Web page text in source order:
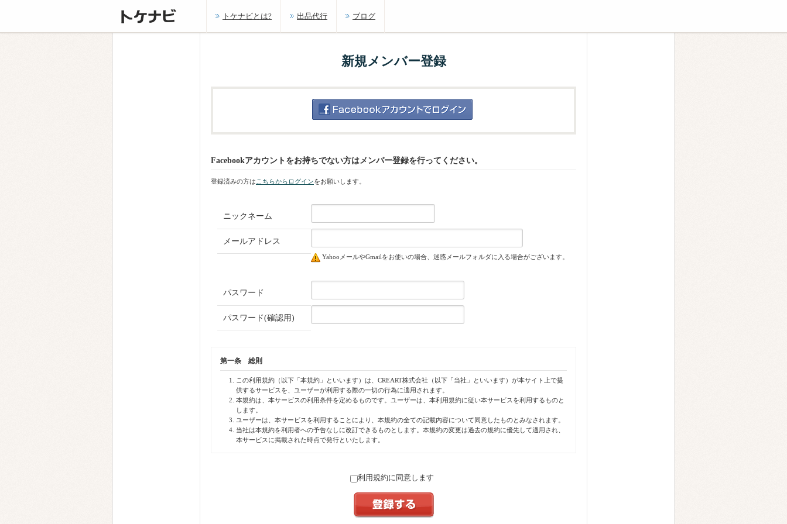
トケナビとは? 出品代行 ブログ
新規メンバー登録
Facebookアカウントをお持ちでない方はメンバー登録を行ってください。
登録済みの方は こちらからログインをお願いします。
ニックネーム
メールアドレス
YahooメールやGmailをお使いの場合、迷惑メールフォルダに入る場合がございます。
パスワード
パスワード(確認用)
第一条 総則
この利用規約（以下「本規約」といいます）は、CREART株式会社（以下「当社」といいます）が本サイト上で提
供するサービスを、ユーザーが利用する際の一切の行為に適用されます。
本規約は、本サービスの利用条件を定めるものです。ユーザーは、本利用規約に従い本サービスを利用するものと
します。
ユーザーは、本サービスを利用することにより、本規約の全ての記載内容について同意したものとみなされます。
当社は本規約を利用者への予告なしに改訂できるものとします。本規約の変更は過去の規約に優先して適用され、
本サービスに掲載された時点で発行といたします。
本規約に使用する用語の意義は、次に定めるとおりといたします。
「本サイト」とは当社が運営する「トケナビ」と称するウェブサイト（http://watchme.jp）をいいます。
「本サービス」とは本サイト上で提供される全てのサービスをいいます。
「登録」とは本サービスの投稿フォームを使い投稿された画像、テキスト、プログラムなどあらゆる情報を投稿す
利用規約に同意します